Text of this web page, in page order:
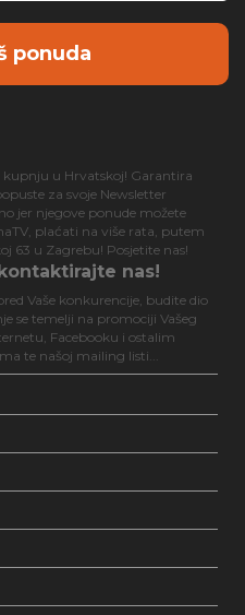
ponuda
kupnju u Hrvatskoj! Garantira
za svoje Newsletter
jer njegove ponude možete
plaćati na više rata, putem
63 u Zagrebu! Posjetite nas!
nas!
Vaše konkurencije, budite dio
se temelji na promociji Vašeg
Facebooku i ostalim
te našoj mailing listi...